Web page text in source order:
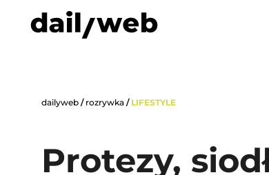
dailyweb / rozrywka / LIFESTYLE
Protezy,